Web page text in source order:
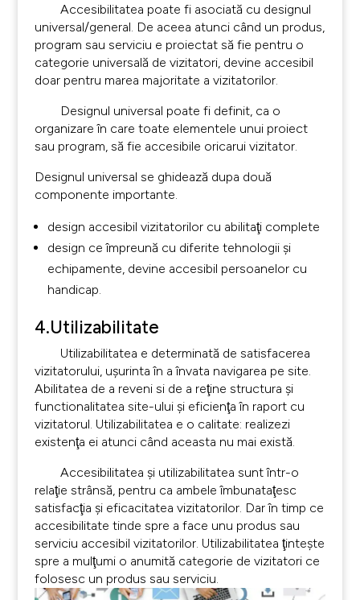
Accesibilitatea poate fi asociată cu designul
universal/general. De aceea atunci când un produs,
program sau serviciu e proiectat să fie pentru o
categorie universală de vizitatori, devine accesibil
doar pentru marea majoritate a vizitatorilor.
Designul universal poate fi definit, ca o
organizare în care toate elementele unui proiect
sau program, să fie accesibile oricarui vizitator.
Designul universal se ghidează dupa două
componente importante.
design accesibil vizitatorilor cu abilitaţi complete
design ce împreună cu diferite tehnologii şi
echipamente, devine accesibil persoanelor cu
handicap.
4.Utilizabilitate
Utilizabilitatea e determinată de satisfacerea
vizitatorului, uşurinta în a învata navigarea pe site.
Abilitatea de a reveni si de a reţine structura şi
functionalitatea site-ului şi eficienţa în raport cu
vizitatorul. Utilizabilitatea e o calitate: realizezi
existenţa ei atunci când aceasta nu mai există.
Accesibilitatea şi utilizabilitatea sunt într-o
relaţie strânsă, pentru ca ambele îmbunataţesc
satisfacţia şi eficacitatea vizitatorilor. Dar în timp ce
accesibilitate tinde spre a face unu produs sau
serviciu accesibil vizitatorilor. Utilizabilitatea ţinteşte
spre a mulţumi o anumită categorie de vizitatori ce
folosesc un produs sau serviciu.